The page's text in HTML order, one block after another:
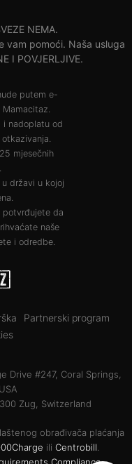
NEMA.
vam pomoći. Naša usluga
I POVJERLJIVE.
putem e-
i nadoplatu od
mjesečnih
državi u kojoj
potvrđujete da
naše
i odredbe
Partnerski program
Drive #247, Coral Springs,
Zug, Switzerland
obrađivača plaćanja
ili Centrobill
Compliance